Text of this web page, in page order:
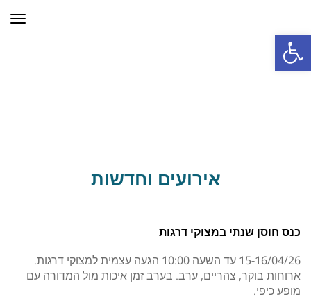
פתח סרגל נגישות
אירועים וחדשות
כנס חוסן שנתי במצוקי דרגות
15-16/04/26 עד השעה 10:00 הגעה עצמית למצוקי דרגות.
ארוחות בוקר, צהריים, ערב. בערב זמן איכות מול המדורה עם
מופע כיפי.